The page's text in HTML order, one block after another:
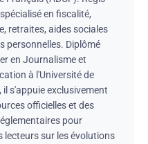
en fiscalité,
retraites, aides sociales
personnelles. Diplômé
en Journalisme et
à l'Université de
il s'appuie exclusivement
officielles et des
pour
lecteurs sur les évolutions